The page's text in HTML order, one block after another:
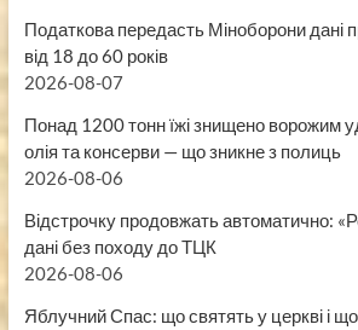
Податкова передасть Міноборони дані
від 18 до 60 років
2026-08-07
Понад 1200 тонн їжі знищено ворожим
олія та консерви — що зникне з полиць
2026-08-06
Відстрочку продовжать автоматично:
дані без походу до ТЦК
2026-08-06
Яблучний Спас: що святять у церкві і